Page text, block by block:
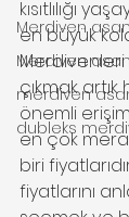
Merdiven
Merdiven
merdiven
dubleks
kısıtlılığı
en büyük
çıkmak
önemli
en çok
biri
fiyatlarını